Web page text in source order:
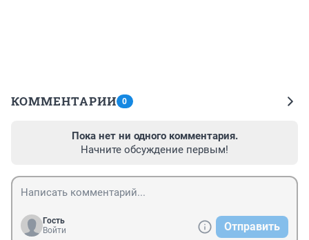
КОММЕНТАРИИ 0
Пока нет ни одного комментария.
Начните обсуждение первым!
Гость
Войти
Отправить